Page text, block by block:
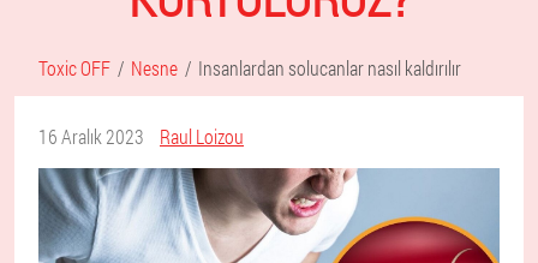
Toxic OFF Nesne Insanlardan solucanlar nasıl kaldırılır
16 Aralık 2023 Raul Loizou